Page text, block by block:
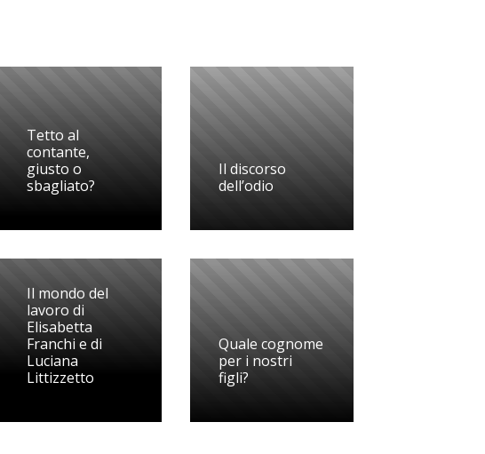
Tetto al
contante,
giusto o
sbagliato?
Il discorso
dell’odio
Il mondo del
lavoro di
Elisabetta
Franchi e di
Luciana
Littizzetto
Quale cognome
per i nostri
figli?